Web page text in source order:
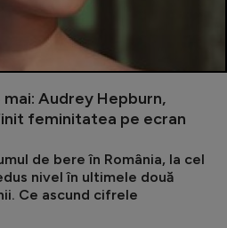
Audrey Hepburn,
feminitatea pe ecran
de bere în România, la cel
nivel în ultimele două
Ce ascund cifrele